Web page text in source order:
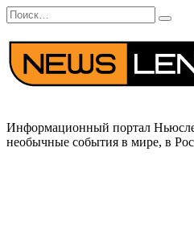
Перейти
к
содержанию
Search
for:
Информационный портал
необычные события в мире, в